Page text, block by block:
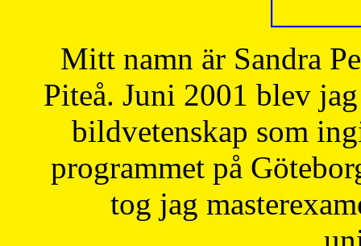
Mitt namn är Sandra
Piteå. Juni 2001 blev
bildvetenskap som
programmet på
tog jag